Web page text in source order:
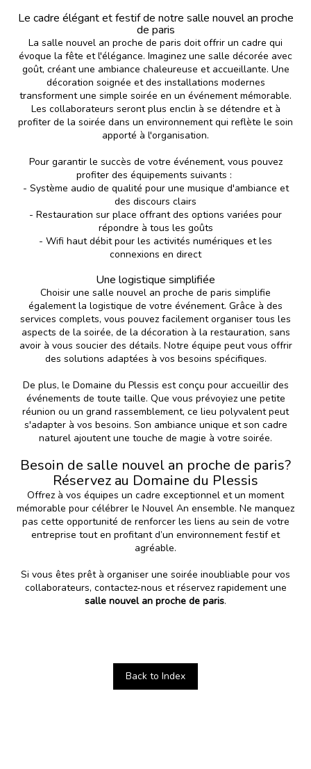
Le cadre élégant et festif de notre salle nouvel an proche
de paris
La salle nouvel an proche de paris doit offrir un cadre qui
évoque la fête et l'élégance. Imaginez une salle décorée avec
goût, créant une ambiance chaleureuse et accueillante. Une
décoration soignée et des installations modernes
transforment une simple soirée en un événement mémorable.
Les collaborateurs seront plus enclin à se détendre et à
profiter de la soirée dans un environnement qui reflète le soin
apporté à l'organisation.
Pour garantir le succès de votre événement, vous pouvez
profiter des équipements suivants :
- Système audio de qualité pour une musique d'ambiance et
des discours clairs
- Restauration sur place offrant des options variées pour
répondre à tous les goûts
- Wifi haut débit pour les activités numériques et les
connexions en direct
Une logistique simplifiée
Choisir une salle nouvel an proche de paris simplifie
également la logistique de votre événement. Grâce à des
services complets, vous pouvez facilement organiser tous les
aspects de la soirée, de la décoration à la restauration, sans
avoir à vous soucier des détails. Notre équipe peut vous offrir
des solutions adaptées à vos besoins spécifiques.
De plus, le Domaine du Plessis est conçu pour accueillir des
événements de toute taille. Que vous prévoyiez une petite
réunion ou un grand rassemblement, ce lieu polyvalent peut
s'adapter à vos besoins. Son ambiance unique et son cadre
naturel ajoutent une touche de magie à votre soirée.
Besoin de salle nouvel an proche de paris?
Réservez au Domaine du Plessis
Offrez à vos équipes un cadre exceptionnel et un moment
mémorable pour célébrer le Nouvel An ensemble. Ne manquez
pas cette opportunité de renforcer les liens au sein de votre
entreprise tout en profitant d’un environnement festif et
agréable.
Si vous êtes prêt à organiser une soirée inoubliable pour vos
collaborateurs, contactez-nous et réservez rapidementune
salle nouvel an proche de paris.
Back to Index